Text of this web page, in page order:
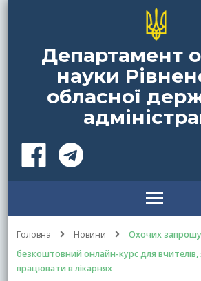
Департамент
науки
обласної
Головна Новини
Охочих
безкоштовний онлайн-курс для вчителів,
працювати в лікарнях